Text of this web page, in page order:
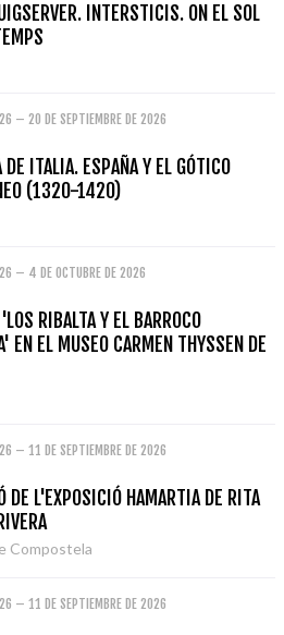
INTERSTICIS. ON EL SOL
– 20 DE SEPTIEMBRE DE 2026
DE ITALIA. ESPAÑA Y EL GÓTICO
(1320-1420)
– 4 DE OCTUBRE DE 2026
RIBALTA Y EL BARROCO
EN EL MUSEO CARMEN THYSSEN DE
– 11 DE SEPTIEMBRE DE 2026
DE L'EXPOSICIÓ HAMARTIA DE RITA
Compostela
– 11 DE SEPTIEMBRE DE 2026